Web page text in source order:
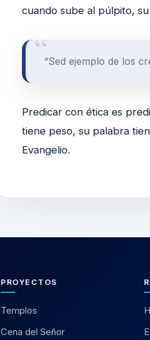
cuando sube al púlpito,
“Sed ejemplo de los
Predicar con ética es
tiene peso, su palabra
Evangelio.
PROYECTOS
Templos
Cena del Señor